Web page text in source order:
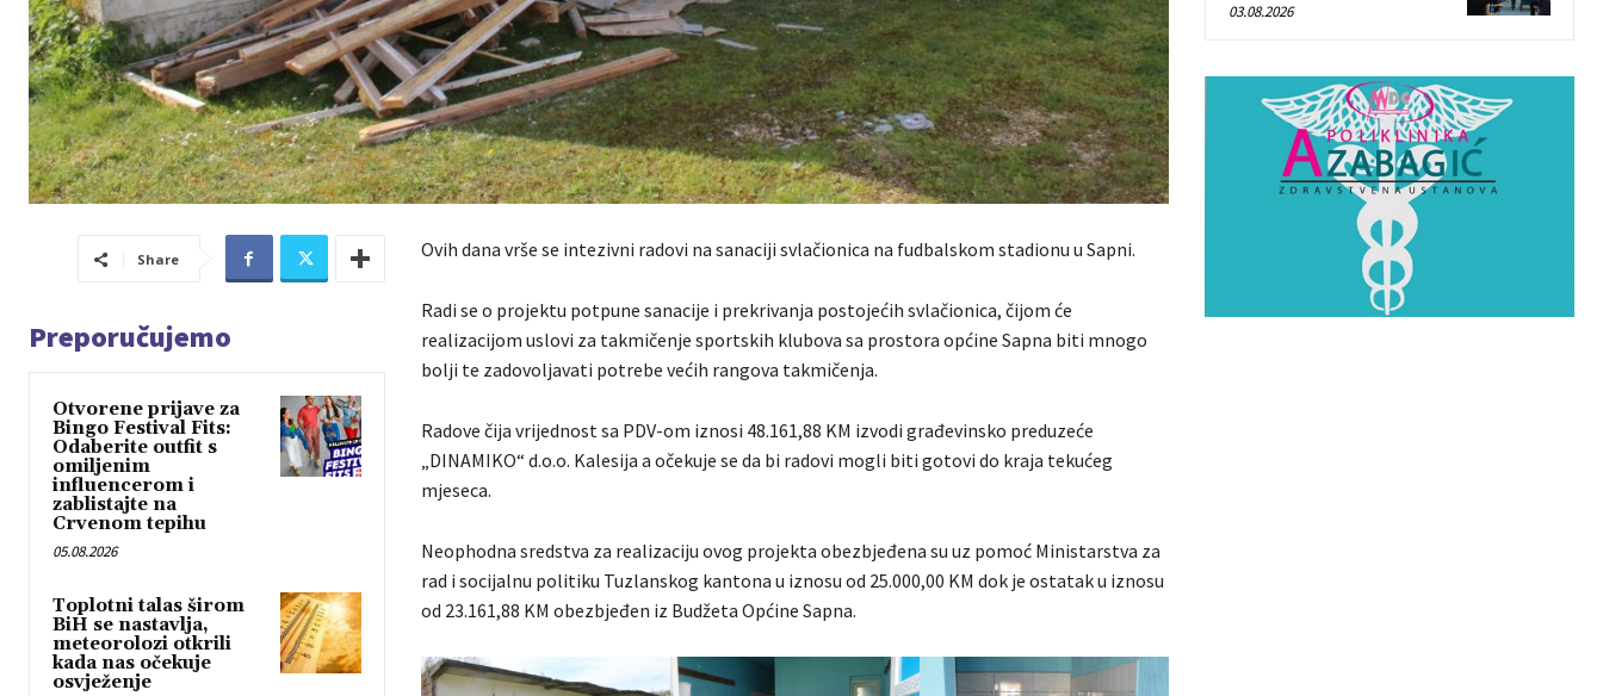
Share
Preporučujemo
Otvorene prijave za
Bingo Festival Fits:
Odaberite outfit s
omiljenim
influencerom i
zablistajte na
Crvenom tepihu
05.08.2026
Toplotni talas širom
BiH se nastavlja,
meteorolozi otkrili
kada nas očekuje
osvježenje
Ovih dana vrše se intezivni radovi na sanaciji svlačionica na fudbalskom stadionu u Sapni.
Radi se o projektu potpune sanacije i prekrivanja postojećih svlačionica, čijom će
realizacijom uslovi za takmičenje sportskih klubova sa prostora općine Sapna biti mnogo
bolji te zadovoljavati potrebe većih rangova takmičenja.
Radove čija vrijednost sa PDV-om iznosi 48.161,88 KM izvodi građevinsko preduzeće
„DINAMIKO“ d.o.o. Kalesija a očekuje se da bi radovi mogli biti gotovi do kraja tekućeg
mjeseca.
Neophodna sredstva za realizaciju ovog projekta obezbjeđena su uz pomoć Ministarstva za
rad i socijalnu politiku Tuzlanskog kantona u iznosu od 25.000,00 KM dok je ostatak u iznosu
od 23.161,88 KM obezbjeđen iz Budžeta Općine Sapna.
03.08.2026